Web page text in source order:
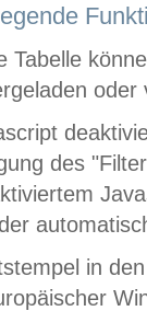
Tabelle
oder
des
in